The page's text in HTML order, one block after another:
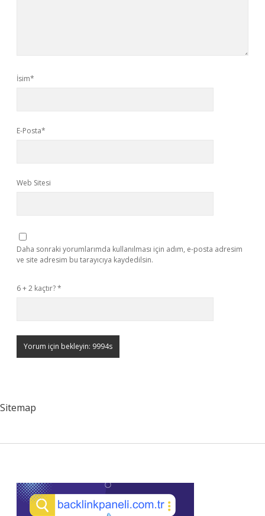
İsim*
E-Posta*
Web Sitesi
Daha sonraki yorumlarımda kullanılması için adım, e-posta adresim
ve site adresim bu tarayıcıya kaydedilsin.
6 + 2 kaçtır?*
Sitemap
Sidebar